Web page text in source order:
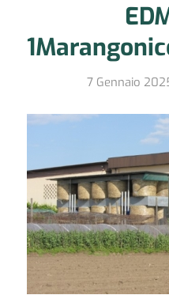
7 Gennaio